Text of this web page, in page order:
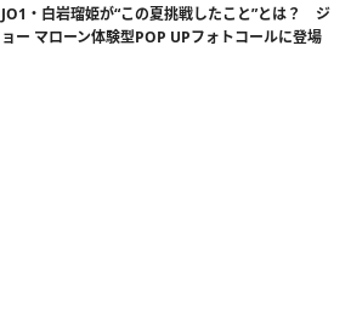
JO1・白岩瑠姫が“この夏挑戦したこと”とは？ ジ
ョー マローン体験型POP UPフォトコールに登場